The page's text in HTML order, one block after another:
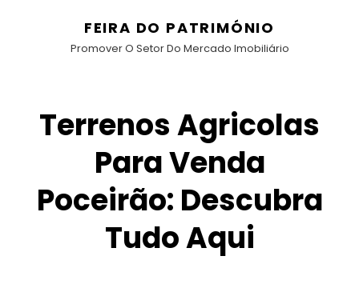
FEIRA DO PATRIMÓNIO
Promover O Setor Do Mercado Imobiliário
Terrenos Agricolas
Para Venda
Poceirão: Descubra
Tudo Aqui